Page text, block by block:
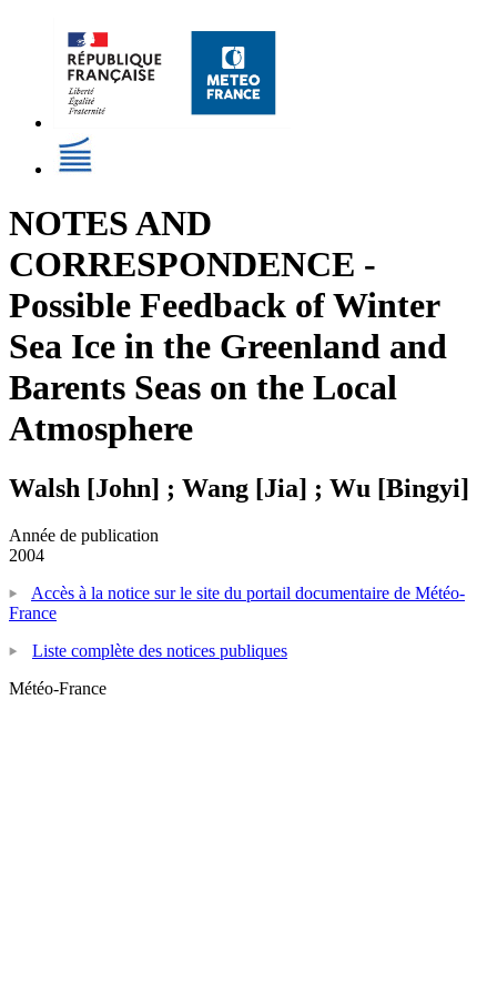
NOTES AND
CORRESPONDENCE -
Possible Feedback of Winter
Sea Ice in the Greenland and
Barents Seas on the Local
Atmosphere
Walsh [John] ; Wang [Jia] ; Wu [Bingyi]
Année de publication
2004
Accès à la notice sur le site du portail documentaire de Météo-
France
Liste complète des notices publiques
Météo-France